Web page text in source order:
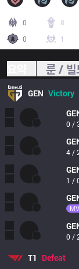
0 8
0
1
룬 / 빌
GEN Victory
0 /
4 /
1 /
0 /
T1 Defeat